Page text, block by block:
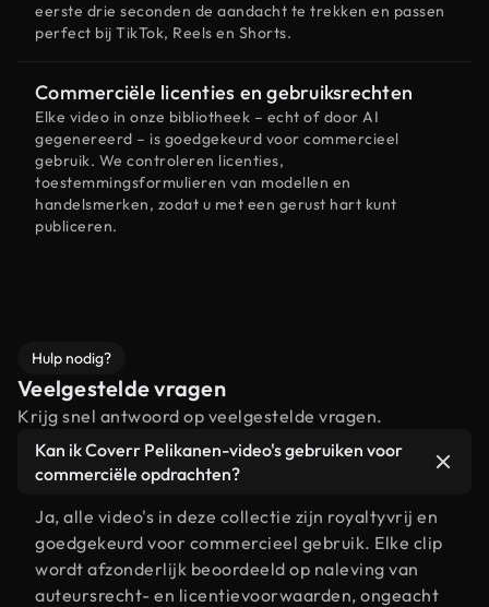
eerste drie seconden de aandacht te trekken en passen
perfect bij TikTok, Reels en Shorts.
Commerciële licenties en gebruiksrechten
Elke video in onze bibliotheek – echt of door AI
gegenereerd – is goedgekeurd voor commercieel
gebruik. We controleren licenties,
toestemmingsformulieren van modellen en
handelsmerken, zodat u met een gerust hart kunt
publiceren.
Hulp nodig?
Veelgestelde vragen
Krijg snel antwoord op veelgestelde vragen.
Kan ik Coverr Pelikanen-video's gebruiken voor
commerciële opdrachten?
Ja, alle video's in deze collectie zijn royaltyvrij en
goedgekeurd voor commercieel gebruik. Elke clip
wordt afzonderlijk beoordeeld op naleving van
auteursrecht- en licentievoorwaarden, ongeacht